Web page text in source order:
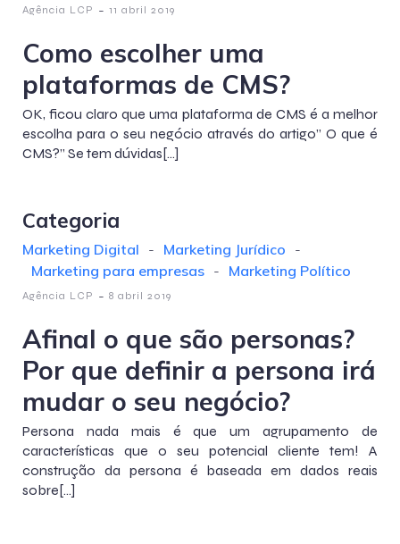
Agência LCP - 11 abril 2019
Como escolher uma
plataformas de CMS?
OK, ficou claro que uma plataforma de CMS é a melhor
escolha para o seu negócio através do artigo” O que é
CMS?” Se tem dúvidas[…]
Categoria
Marketing Digital - Marketing Jurídico -
Marketing para empresas - Marketing Político
Agência LCP - 8 abril 2019
Afinal o que são personas?
Por que definir a persona irá
mudar o seu negócio?
Persona nada mais é que um agrupamento de
características que o seu potencial cliente tem! A
construção da persona é baseada em dados reais
sobre[…]